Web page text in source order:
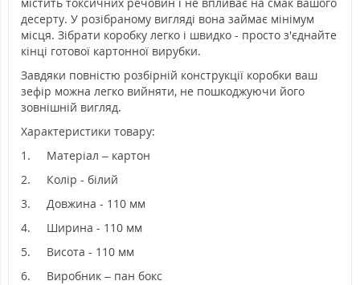
десерту. У розібраному вигляді вона займає мінімум
місця. Зібрати коробку легко і швидко - просто з'єднайте
кінці готової картонної вирубки.
Завдяки повністю розбірній конструкції коробки ваш
зефір можна легко вийняти, не пошкоджуючи його
зовнішній вигляд.
Характеристики товару:
1.
Матеріал – картон
2.
Колір - білий
3.
Довжина - 110 мм
4.
Ширина - 110 мм
5.
Висота - 110 мм
6. Виробник – пан бокс